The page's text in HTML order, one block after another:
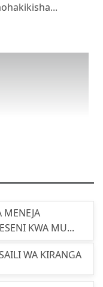
KWA MU...
WA KIRANGA